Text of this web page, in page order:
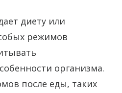
диету или
режимов
организма.
после еды, таких